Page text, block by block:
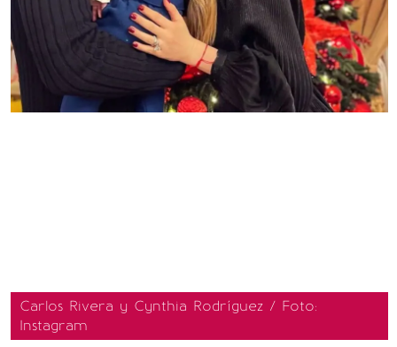
Carlos Rivera y Cynthia Rodríguez / Foto:
Instagram